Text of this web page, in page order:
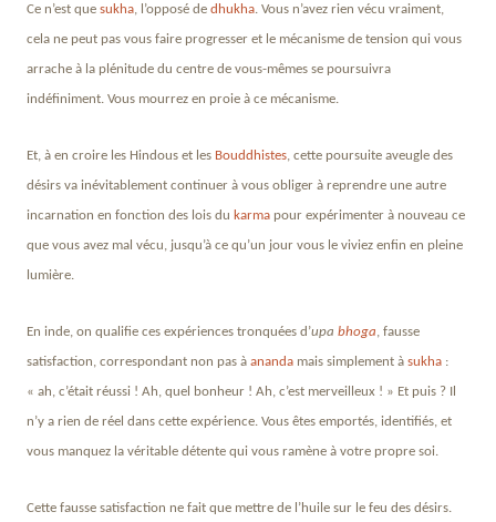
Ce n’est que sukha, l’opposé de dhukha. Vous n’avez rien vécu vraiment,
cela ne peut pas vous faire progresser et le mécanisme de tension qui vous
arrache à la plénitude du centre de vous-mêmes se poursuivra
indéfiniment. Vous mourrez en proie à ce mécanisme.
Et, à en croire les Hindous et les Bouddhistes, cette poursuite aveugle des
désirs va inévitablement continuer à vous obliger à reprendre une autre
incarnation en fonction des lois du karma pour expérimenter à nouveau ce
que vous avez mal vécu, jusqu’à ce qu’un jour vous le viviez enfin en pleine
lumière.
En inde, on qualifie ces expériences tronquées d’upa bhoga, fausse
satisfaction, correspondant non pas à ananda mais simplement à sukha :
« ah, c’était réussi ! Ah, quel bonheur ! Ah, c’est merveilleux ! » Et puis ? Il
n’y a rien de réel dans cette expérience. Vous êtes emportés, identifiés, et
vous manquez la véritable détente qui vous ramène à votre propre soi.
Cette fausse satisfaction ne fait que mettre de l’huile sur le feu des désirs.